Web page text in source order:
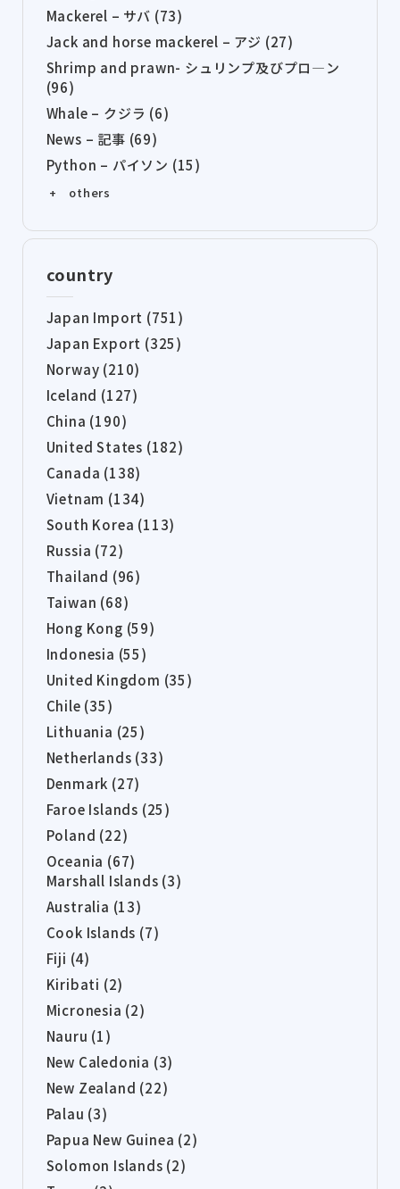
Mackerel – サバ (73)
Jack and horse mackerel – アジ (27)
Shrimp and prawn- シュリンプ及びプロ―ン
(96)
Whale – クジラ (6)
News – 記事 (69)
Python – パイソン (15)
+ others
country
Japan Import (751)
Japan Export (325)
Norway (210)
Iceland (127)
China (190)
United States (182)
Canada (138)
Vietnam (134)
South Korea (113)
Russia (72)
Thailand (96)
Taiwan (68)
Hong Kong (59)
Indonesia (55)
United Kingdom (35)
Chile (35)
Lithuania (25)
Netherlands (33)
Denmark (27)
Faroe Islands (25)
Poland (22)
Oceania (67)
Marshall Islands (3)
Australia (13)
Cook Islands (7)
Fiji (4)
Kiribati (2)
Micronesia (2)
Nauru (1)
New Caledonia (3)
New Zealand (22)
Palau (3)
Papua New Guinea (2)
Solomon Islands (2)